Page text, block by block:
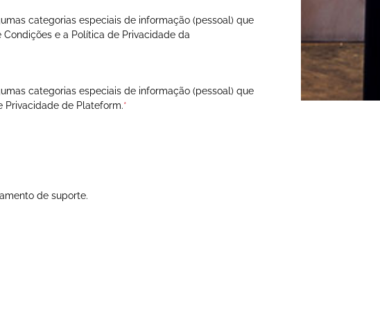
categorias especiais de informação (pessoal) que
Condições e a Política de Privacidade da
categorias especiais de informação (pessoal) que
Privacidade de Plateform.*
de suporte.